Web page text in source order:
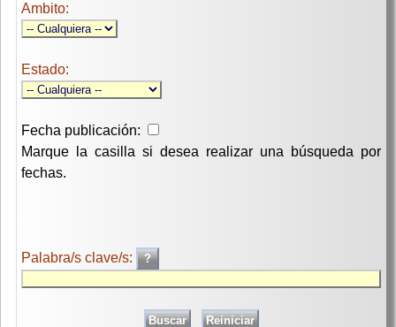
Ambito:
Estado:
Fecha publicación:
Marque la casilla si desea realizar una búsqueda por
fechas.
Palabra/s clave/s: